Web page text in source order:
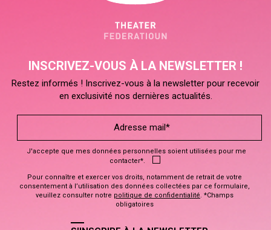
INSCRIVEZ-VOUS À LA NEWSLETTER !
Restez informés ! Inscrivez-vous à la newsletter pour recevoir
en exclusivité nos dernières actualités.
J'accepte que mes données personnelles soient utilisées pour me
contacter*.
Pour connaître et exercer vos droits, notamment de retrait de votre
consentement à l’utilisation des données collectées par ce formulaire,
veuillez consulter notre politique de confidentialité. *Champs
obligatoires